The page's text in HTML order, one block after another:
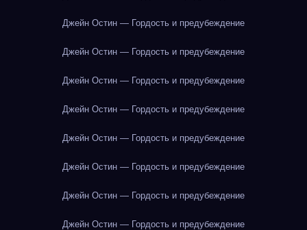
Джейн Остин — Гордость и предубеждение
Джейн Остин — Гордость и предубеждение
Джейн Остин — Гордость и предубеждение
Джейн Остин — Гордость и предубеждение
Джейн Остин — Гордость и предубеждение
Джейн Остин — Гордость и предубеждение
Джейн Остин — Гордость и предубеждение
Джейн Остин — Гордость и предубеждение